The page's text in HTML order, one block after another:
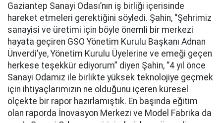
Gaziantep Sanayi Odası’nın iş birliği içerisinde
hareket etmeleri gerektiğini söyledi. Şahin, “Şehrimiz
sanayisi ve üretimi için böyle önemli bir merkezi
hayata geçiren GSO Yönetim Kurulu Başkanı Adnan
Ünverdi’ye, Yönetim Kurulu Üyelerine ve emeği geçen
herkese teşekkür ediyorum” diyen Şahin, “4 yıl önce
Sanayi Odamız ile birlikte yüksek teknolojiye geçmek
için ihtiyaçlarımızın ne olduğunu içeren küresel
ölçekte bir rapor hazırlamıştık. En başında eğitim
olan raporda İnovasyon Merkezi ve Model Fabrika da